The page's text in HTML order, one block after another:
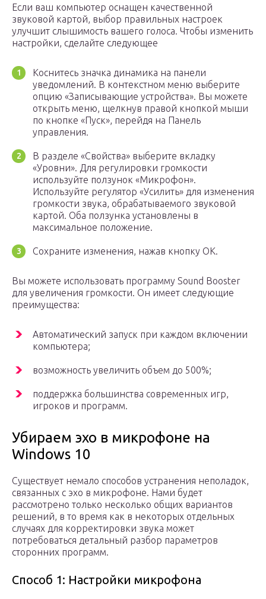
Если ваш компьютер оснащен качественной
звуковой картой, выбор правильных настроек
улучшит слышимость вашего голоса. Чтобы изменить
настройки, сделайте следующее
Коснитесь значка динамика на панели
уведомлений. В контекстном меню выберите
опцию «Записывающие устройства». Вы можете
открыть меню, щелкнув правой кнопкой мыши
по кнопке «Пуск», перейдя на Панель
управления.
В разделе «Свойства» выберите вкладку
«Уровни». Для регулировки громкости
используйте ползунок «Микрофон».
Используйте регулятор «Усилить» для изменения
громкости звука, обрабатываемого звуковой
картой. Оба ползунка установлены в
максимальное положение.
Сохраните изменения, нажав кнопку OK.
Вы можете использовать программу Sound Booster
для увеличения громкости. Он имеет следующие
преимущества:
Автоматический запуск при каждом включении
компьютера;
возможность увеличить объем до 500%;
поддержка большинства современных игр,
игроков и программ.
Убираем эхо в микрофоне на
Windows 10
Существует немало способов устранения неполадок,
связанных с эхо в микрофоне. Нами будет
рассмотрено только несколько общих вариантов
решений, в то время как в некоторых отдельных
случаях для корректировки звука может
потребоваться детальный разбор параметров
сторонних программ.
Способ 1: Настройки микрофона